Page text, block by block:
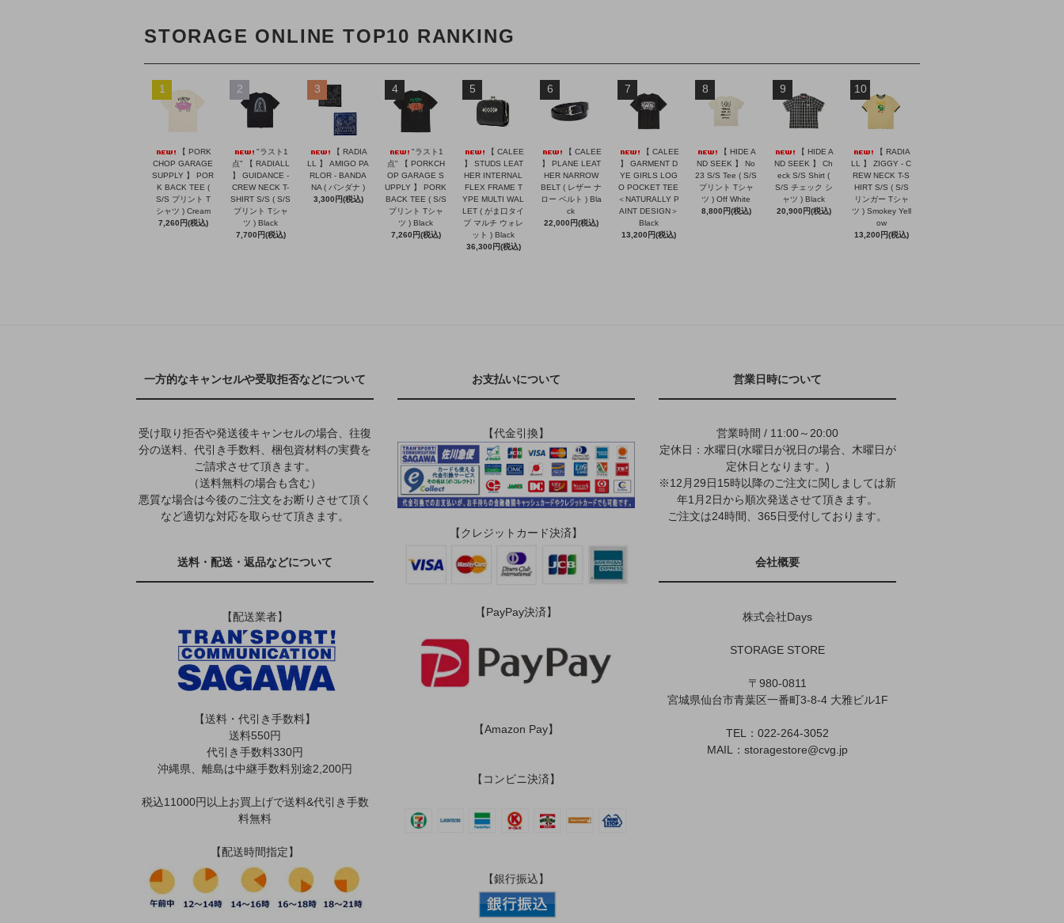
STORAGE ONLINE TOP10 RANKING
1
【 PORK
CHOP GARAGE
SUPPLY 】 POR
K BACK TEE (
S/S プリント T
シャツ ) Cream
7,260円(税込)
2
"ラスト1
点" 【 RADIALL
】 GUIDANCE -
CREW NECK T-
SHIRT S/S ( S/S
プリント Tシャ
ツ ) Black
7,700円(税込)
3
【 RADIA
LL 】 AMIGO PA
RLOR - BANDA
NA ( バンダナ )
3,300円(税込)
4
"ラスト1
点" 【 PORKCH
OP GARAGE S
UPPLY 】 PORK
BACK TEE ( S/S
プリント Tシャ
ツ ) Black
7,260円(税込)
5
【 CALEE
】 STUDS LEAT
HER INTERNAL
FLEX FRAME T
YPE MULTI WAL
LET ( がま口タイ
プ マルチ ウォレ
ット ) Black
36,300円(税込)
6
【 CALEE
】 PLANE LEAT
HER NARROW
BELT ( レザー ナ
ロー ベルト ) Bla
ck
22,000円(税込)
7
【 CALEE
】 GARMENT D
YE GIRLS LOG
O POCKET TEE
＜NATURALLY P
AINT DESIGN＞
Black
13,200円(税込)
8
【 HIDE A
ND SEEK 】 No
23 S/S Tee ( S/S
プリント Tシャ
ツ ) Off White
8,800円(税込)
9
【 HIDE A
ND SEEK 】 Ch
eck S/S Shirt (
S/S チェック シ
ャツ ) Black
20,900円(税込)
10
【 RADIA
LL 】 ZIGGY - C
REW NECK T-S
HIRT S/S ( S/S
リンガー Tシャ
ツ ) Smokey Yell
ow
13,200円(税込)
一方的なキャンセルや受取拒否などについて
受け取り拒否や発送後キャンセルの場合、往復
分の送料、代引き手数料、梱包資材料の実費を
ご請求させて頂きます。
（送料無料の場合も含む）
悪質な場合は今後のご注文をお断りさせて頂く
など適切な対応を取らせて頂きます。
送料・配送・返品などについて
【配送業者】
【送料・代引き手数料】
送料550円
代引き手数料330円
沖縄県、離島は中継手数料別途2,200円
税込11000円以上お買上げで送料&代引き手数
料無料
【配送時間指定】
お支払いについて
【代金引換】
【クレジットカード決済】
【PayPay決済】
【Amazon Pay】
【コンビニ決済】
【銀行振込】
営業日時について
営業時間 / 11:00～20:00
定休日：水曜日(水曜日が祝日の場合、木曜日が
定休日となります。)
※12月29日15時以降のご注文に関しましては新
年1月2日から順次発送させて頂きます。
ご注文は24時間、365日受付しております。
会社概要
株式会社Days
STORAGE STORE
〒980-0811
宮城県仙台市青葉区一番町3-8-4 大雅ビル1F
TEL：022-264-3052
MAIL： storagestore@cvg.jp